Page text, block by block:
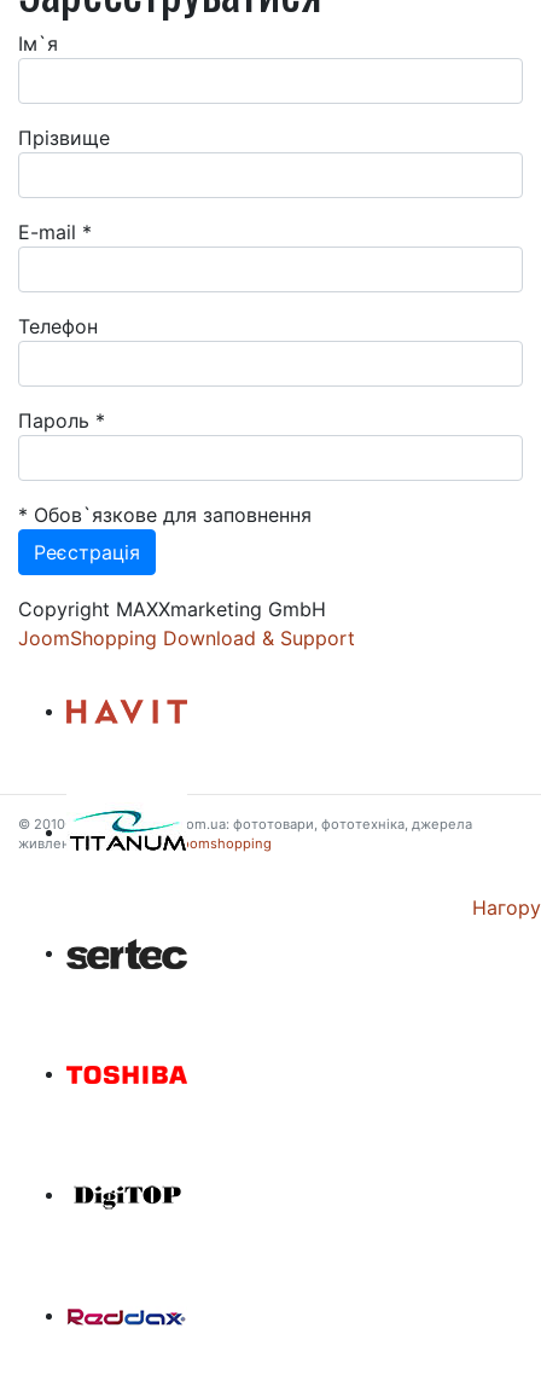
Ім`я
Прізвище
E-mail *
Телефон
Пароль *
* Обов`язкове для заповнення
Copyright MAXXmarketing GmbH
JoomShopping Download & Support
© 2010-2026 PHOTOAS.com.ua: фототовари, фототехніка, джерела
живлення, powered byJoomshopping
Нагору